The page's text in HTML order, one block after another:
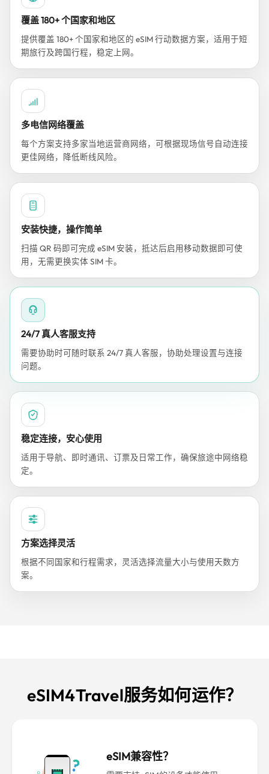
覆盖 180+ 个国家和地区
提供覆盖 180+ 个国家和地区的 eSIM 行动数据方案，适用于短
期旅行及跨国行程，稳定上网。
多电信网络覆盖
每个方案支持多家当地运营商网络，可根据现场信号自动连接
更佳网络，降低断线风险。
安装快捷，操作简单
扫描 QR 码即可完成 eSIM 安装，抵达后启用移动数据即可使
用，无需更换实体 SIM 卡。
24/7 真人客服支持
需要协助时可随时联系 24/7 真人客服，协助处理设置与连接
问题。
稳定连接，安心使用
适用于导航、即时通讯、订票及日常工作，确保旅途中网络稳
定。
方案选择灵活
根据不同国家和行程需求，灵活选择流量大小与使用天数方
案。
eSIM4Travel服务如何运作？
eSIM兼容性？